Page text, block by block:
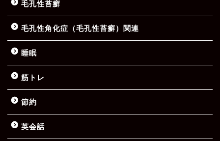
毛孔性苔癬
毛孔性角化症（毛孔性苔癬）関連
睡眠
筋トレ
節約
英会話